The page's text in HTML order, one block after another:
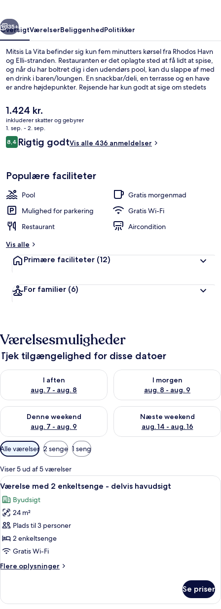
Næste
35+
OversigtVærelserBeliggenhedPolitikker
Mitsis La Vita befinder sig kun fem minutters kørsel fra Rhodos Havn
og Elli-stranden. Restauranten er det oplagte sted at få lidt at spise,
og når du har boltret dig i den udendørs pool, kan du slappe af med
en drink i baren/loungen. En snackbar/deli, en terrasse og en have
er andre højdepunkter. Rejsende har kun godt at sige om stedets
Den
nuværende
pris
er
1.424 kr.
1.424 kr.
inkluderer skatter og gebyrer
1. sep. - 2. sep.
Anmeldelser
8,48,4 ud af 10.
Rigtig godtVis alle 436 anmeldelser
Populære faciliteter
Pool
Gratis morgenmad
Mulighed for parkering
Gratis Wi-Fi
Restaurant
Aircondition
Vis alle
Primære faciliteter (12)
For familier (6)
Værelsesmuligheder
Tjek tilgængelighed for disse datoer
I aften
aug. 7 - aug. 8
Tjek tilgængelighed for i aften aug. 7 - aug. 8
I morgen
aug. 8 - aug. 9
Tjek tilgængelighed for i
Denne weekend
aug. 7 - aug. 9
Tjek tilgængelighed for denne weekend aug. 7 - aug. 9
Næste weekend
aug. 14 - aug. 16
Tjek tilgængelighed for næste
Tilgængelige
filtre
for
værelser
Alle værelser 2 senge 1 seng
Viser 5 ud af 5 værelser
Indlæs
alle
billeder
af
Værelse
med
2
-
Et hotelværelse med en seng, to
5
Værelse med 2 enkeltsenge - delvis havudsigt
Byudsigt
24 m²
Plads til 3 personer
2 enkeltsenge
Gratis Wi-Fi
Flere oplysninger
Flere
med
Se priser